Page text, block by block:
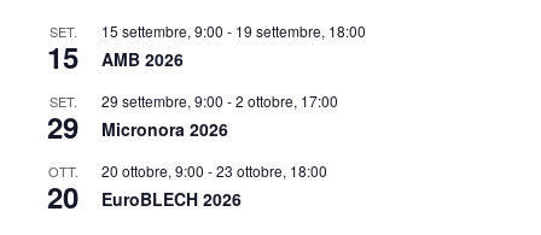
SET.
15
15 settembre, 9:00 - 19 settembre, 18:00
AMB 2026
SET.
29
29 settembre, 9:00 -2 ottobre, 17:00
Micronora 2026
OTT.
20
20 ottobre, 9:00 -23 ottobre, 18:00
EuroBLECH 2026